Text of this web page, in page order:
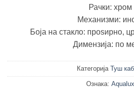
Рачки: хром
Механизми:
Боја на стакло: проѕирно,
Димензија: по
Категорија Туш
Ознака: Aqualux